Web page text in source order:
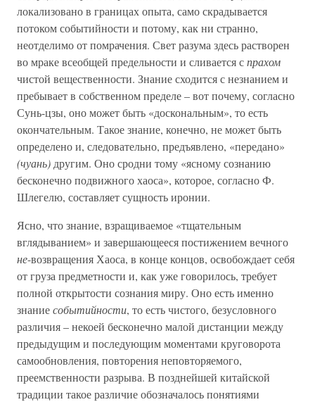
локализовано в границах опыта, само скрадывается
потоком событийности и потому, как ни странно,
неотделимо от помрачения. Свет разума здесь растворен
во мраке всеобщей предельности и сливается спрахом
чистой вещественности. Знание сходится с незнанием и
пребывает в собственном пределе – вот почему, согласно
Сунь-цзы, оно может быть «доскональным», то есть
окончательным. Такое знание, конечно, не может быть
определено и, следовательно, предъявлено, «передано»
(чуань) другим. Оно сродни тому «ясному сознанию
бесконечно подвижного хаоса», которое, согласно Ф.
Шлегелю, составляет сущность иронии.
Ясно, что знание, взращиваемое «тщательным
вглядыванием» и завершающееся постижением вечного
не-возвращения Хаоса, в конце концов, освобождает себя
от груза предметности и, как уже говорилось, требует
полной открытости сознания миру. Оно есть именно
знаниесобытийности, то есть чистого, безусловного
различия – некоей бесконечно малой дистанции между
предыдущим и последующим моментами круговорота
самообновления, повторения неповторяемого,
преемственности разрыва. В позднейшей китайской
традиции такое различие обозначалось понятиями